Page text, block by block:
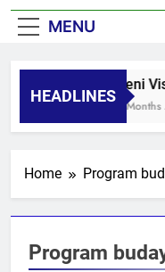
MENU
HEADLINES
Seni
8 Months
Home Program
Program